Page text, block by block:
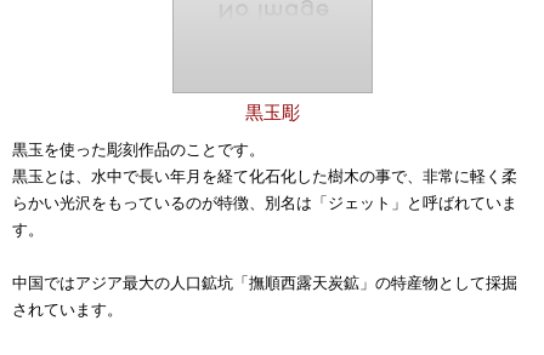
黒玉彫
黒玉を使った彫刻作品のことです。
黒玉とは、水中で長い年月を経て化石化した樹木の事で、非常に軽く柔
らかい光沢をもっているのが特徴、別名は「ジェット」と呼ばれていま
す。
中国ではアジア最大の人口鉱坑「撫順西露天炭鉱」の特産物として採掘
されています。